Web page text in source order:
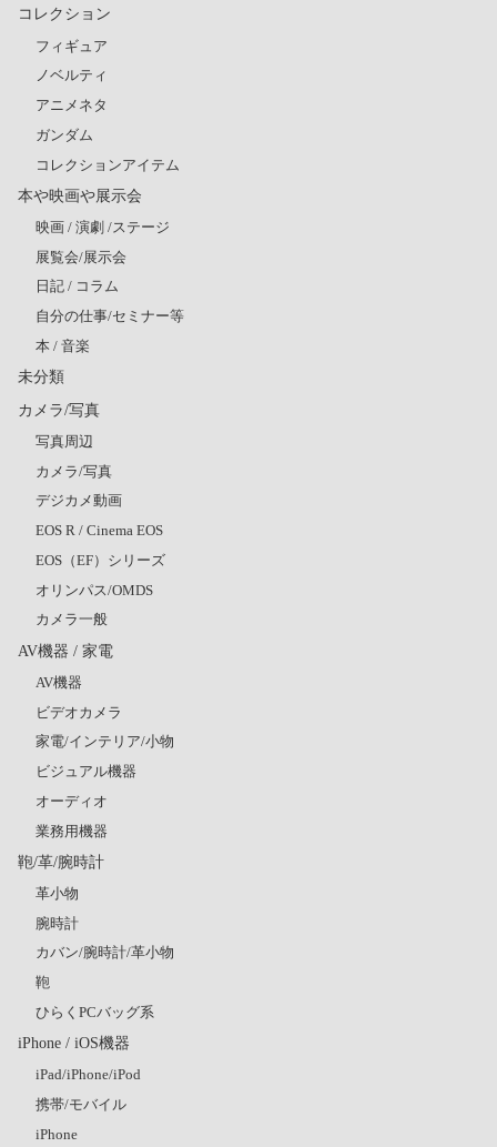
コレクション
フィギュア
ノベルティ
アニメネタ
ガンダム
コレクションアイテム
本や映画や展示会
映画 / 演劇 /ステージ
展覧会/展示会
日記 / コラム
自分の仕事/セミナー等
本 / 音楽
未分類
カメラ/写真
写真周辺
カメラ/写真
デジカメ動画
EOS R / Cinema EOS
EOS（EF）シリーズ
オリンパス/OMDS
カメラ一般
AV機器 / 家電
AV機器
ビデオカメラ
家電/インテリア/小物
ビジュアル機器
オーディオ
業務用機器
鞄/革/腕時計
革小物
腕時計
カバン/腕時計/革小物
鞄
ひらくPCバッグ系
iPhone / iOS機器
iPad/iPhone/iPod
携帯/モバイル
iPhone